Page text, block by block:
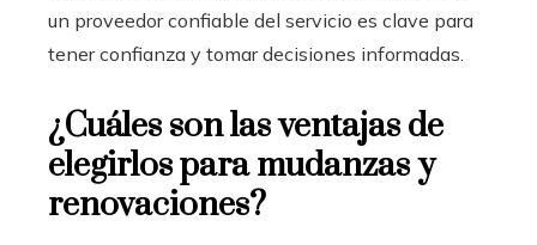
un proveedor confiable del servicio es clave para
tener confianza y tomar decisiones informadas.
¿Cuáles son las ventajas de
elegirlos para mudanzas y
renovaciones?